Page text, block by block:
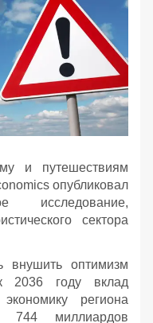
и путешествиям
опубликовал
исследование,
сектора
внушить оптимизм
2036 году вклад
региона
744 миллиардов